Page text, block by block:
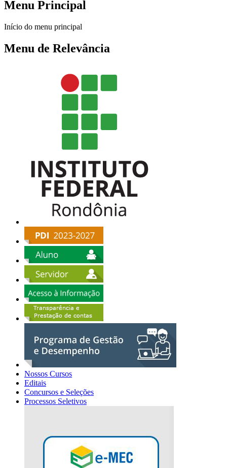
Menu Principal
Início do menu principal
Menu de Relevância
Nossos Cursos
Editais
Concursos e Seleções
Processos Seletivos